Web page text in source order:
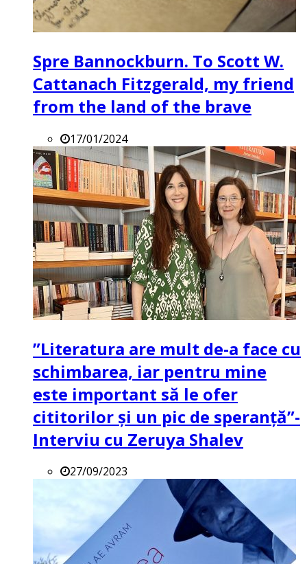
Spre Bannockburn. To Scott W.
Cattanach Fitzgerald, my friend
from the land of the brave
17/01/2024
”Literatura are mult de-a face cu
schimbarea, iar pentru mine
este important să le ofer
cititorilor și un pic de speranță”-
Interviu cu Zeruya Shalev
27/09/2023